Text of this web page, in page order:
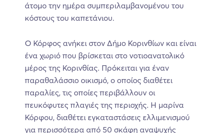
άτομο την ημέρα συμπεριλαμβανομένου του
κόστους του καπετάνιου.
Ο Κόρφος ανήκει στον Δήμο Κορινθίων και είναι
ένα χωριό που βρίσκεται στο νοτιοανατολικό
μέρος της Κορινθίας. Πρόκειται για έναν
παραθαλάσσιο οικισμό, ο οποίος διαθέτει
παραλίες, τις οποίες περιβάλλουν οι
πευκόφυτες πλαγιές της περιοχής. Η μαρίνα
Κόρφου, διαθέτει εγκαταστάσεις ελλιμενισμού
για περισσότερα από 50 σκάφη αναψυχής